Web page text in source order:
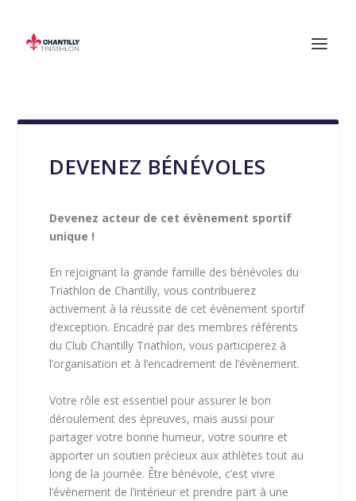
DEVENEZ BÉNÉVOLES
Devenez acteur de cet évènement sportif
unique !
En rejoignant la grande famille des bénévoles du
Triathlon de Chantilly, vous contribuerez
activement à la réussite de cet évènement sportif
d’exception. Encadré par des membres référents
du Club Chantilly Triathlon, vous participerez à
l’organisation et à l’encadrement de l’évènement.
Votre rôle est essentiel pour assurer le bon
déroulement des épreuves, mais aussi pour
partager votre bonne humeur, votre sourire et
apporter un soutien précieux aux athlètes tout au
long de la journée. Être bénévole, c’est vivre
l’évènement de l’intérieur et prendre part à une